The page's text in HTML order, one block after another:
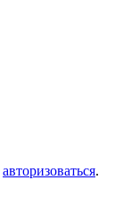
авторизоваться.